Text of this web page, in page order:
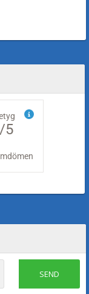
SEND